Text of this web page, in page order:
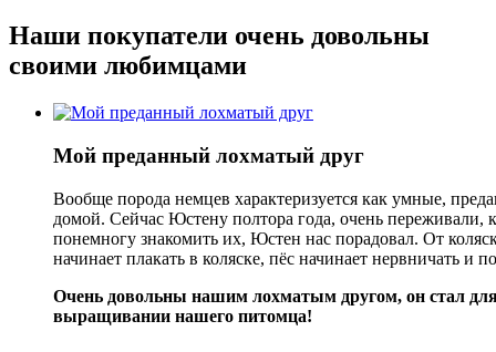
Наши покупатели очень довольны
своими любимцами
Мой преданный лохматый друг
Вообще порода немцев характеризуется как умные,
домой. Сейчас Юстену полтора года, очень переживали,
понемногу знакомить их, Юстен нас порадовал. От
начинает плакать в коляске, пёс начинает нервничать и
Очень довольны нашим лохматым другом, он стал
выращивании нашего питомца!